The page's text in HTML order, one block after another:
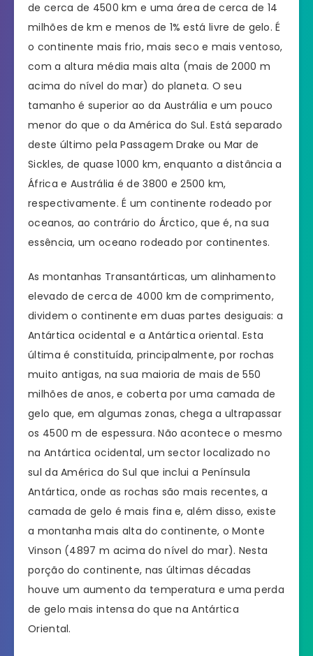
de cerca de 4500 km e uma área de cerca de 14
milhões de km e menos de 1% está livre de gelo. É
o continente mais frio, mais seco e mais ventoso,
com a altura média mais alta (mais de 2000 m
acima do nível do mar) do planeta. O seu
tamanho é superior ao da Austrália e um pouco
menor do que o da América do Sul. Está separado
deste último pela Passagem Drake ou Mar de
Sickles, de quase 1000 km, enquanto a distância a
África e Austrália é de 3800 e 2500 km,
respectivamente. É um continente rodeado por
oceanos, ao contrário do Árctico, que é, na sua
essência, um oceano rodeado por continentes.
As montanhas Transantárticas, um alinhamento
elevado de cerca de 4000 km de comprimento,
dividem o continente em duas partes desiguais: a
Antártica ocidental e a Antártica oriental. Esta
última é constituída, principalmente, por rochas
muito antigas, na sua maioria de mais de 550
milhões de anos, e coberta por uma camada de
gelo que, em algumas zonas, chega a ultrapassar
os 4500 m de espessura. Não acontece o mesmo
na Antártica ocidental, um sector localizado no
sul da América do Sul que inclui a Península
Antártica, onde as rochas são mais recentes, a
camada de gelo é mais fina e, além disso, existe
a montanha mais alta do continente, o Monte
Vinson (4897 m acima do nível do mar). Nesta
porção do continente, nas últimas décadas
houve um aumento da temperatura e uma perda
de gelo mais intensa do que na Antártica
Oriental.